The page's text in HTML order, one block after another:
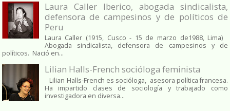
Laura Caller Iberico, abogada sindicalista,
defensora de campesinos y de políticos de
Peru
Laura Caller (1915, Cusco - 15 de marzo de1988, Lima)
Abogada sindicalista, defensora de campesinos y de
políticos. Nació en...
Lilian Halls-French socióloga feminista
Lilian Halls-French es socióloga, asesora política francesa.
Ha impartido clases de sociología y trabajado como
investigadora en diversa...